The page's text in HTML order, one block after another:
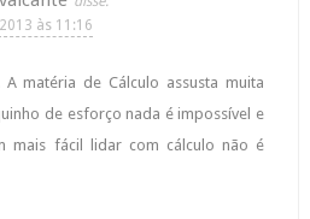
às 11:16
matéria de Cálculo assusta muita
de esforço nada é impossível e
mais fácil lidar com cálculo não é